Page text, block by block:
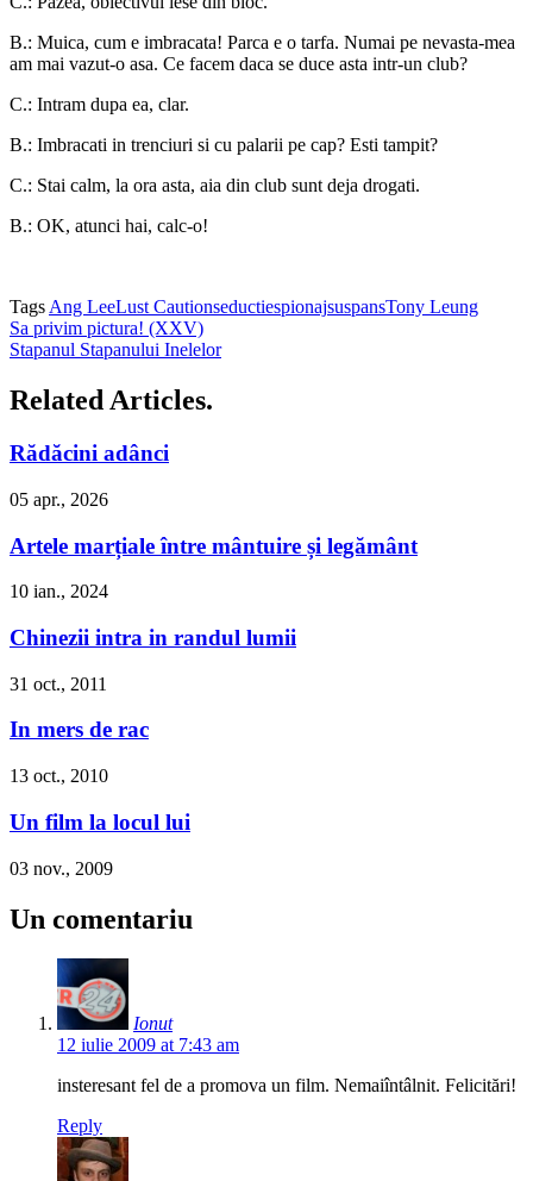
B.: Muica, cum e imbracata! Parca e o tarfa. Numai pe nevasta-mea
am mai vazut-o asa. Ce facem daca se duce asta intr-un club?
C.: Intram dupa ea, clar.
B.: Imbracati in trenciuri si cu palarii pe cap? Esti tampit?
C.: Stai calm, la ora asta, aia din club sunt deja drogati.
B.: OK, atunci hai, calc-o!
Tags Ang LeeLust CautionseductiespionajsuspansTony Leung
Sa privim pictura! (XXV)
Stapanul Stapanului Inelelor
Related Articles.
Rădăcini adânci
05 apr., 2026
Artele marțiale între mântuire și legământ
10 ian., 2024
Chinezii intra in randul lumii
31 oct., 2011
In mers de rac
13 oct., 2010
Un film la locul lui
03 nov., 2009
Un comentariu
Ionut
12 iulie 2009 at 7:43 am
insteresant fel de a promova un film. Nemaiîntâlnit. Felicitări!
Reply